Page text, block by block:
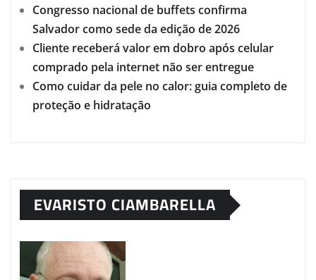
Congresso nacional de buffets confirma
Salvador como sede da edição de 2026
Cliente receberá valor em dobro após celular
comprado pela internet não ser entregue
Como cuidar da pele no calor: guia completo de
proteção e hidratação
EVARISTO CIAMBARELLA